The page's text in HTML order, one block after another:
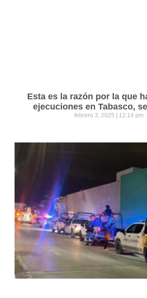
Esta es la razón por la que
ejecuciones en Tabasco,
febrero 3, 2025 12:14 pm